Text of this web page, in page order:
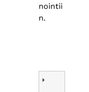
nointii
n.